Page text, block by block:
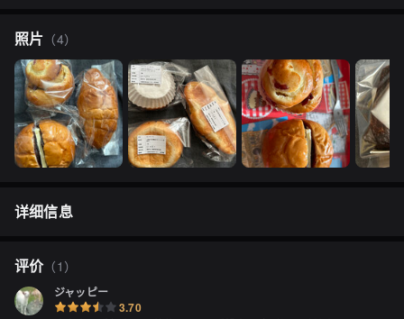
照片 （4）
详细信息
评价（1 ）
ジャッピー
3.70